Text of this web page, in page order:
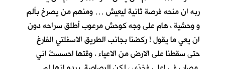
ربه ان منحه فرصة ثانية ليعيش … ومنهم من يصرخ بألم
و وحشية ، هام على وجه كوحش مرعوب أَطلق سراحه دون
ان يعي ما يقول ! ركضنا بجانب الطريق الاسفلتي الفارغ
حتى سقطنا على الارض من الاعياء . وقتها احسستُ اني